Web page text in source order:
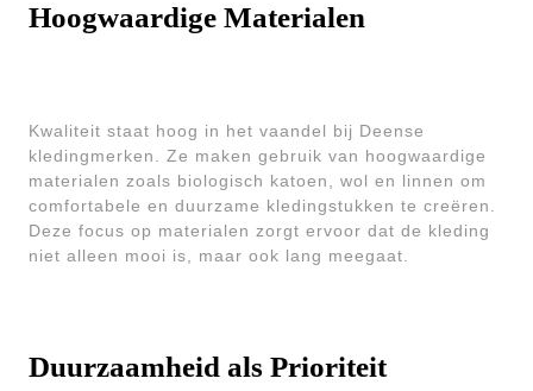
Hoogwaardige Materialen
Kwaliteit staat hoog in het vaandel bij Deense
kledingmerken. Ze maken gebruik van hoogwaardige
materialen zoals biologisch katoen, wol en linnen om
comfortabele en duurzame kledingstukken te creëren.
Deze focus op materialen zorgt ervoor dat de kleding
niet alleen mooi is, maar ook lang meegaat.
Duurzaamheid als Prioriteit